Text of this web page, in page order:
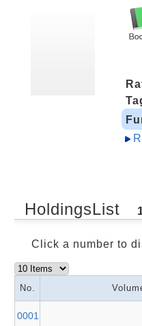
HoldingsList
Click a number to
No.
0001